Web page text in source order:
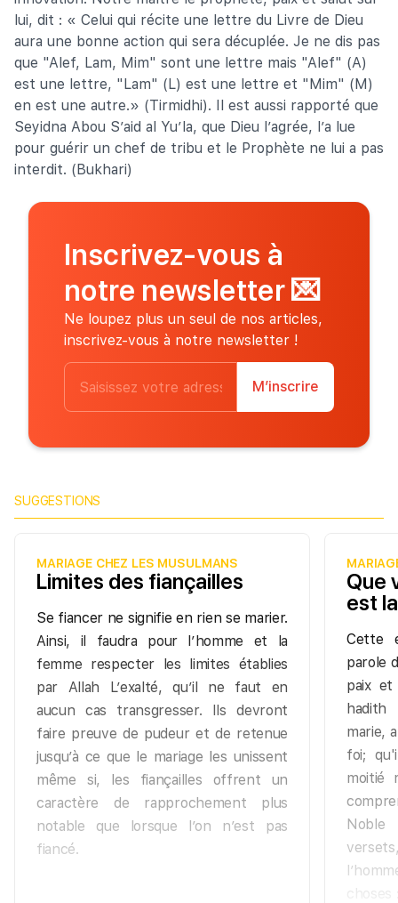
lui, dit : « Celui qui récite une lettre du Livre de Dieu
aura une bonne action qui sera décuplée. Je ne dis pas
que "Alef, Lam, Mim" sont une lettre mais "Alef" (A)
est une lettre, "Lam" (L) est une lettre et "Mim" (M)
en est une autre.» (Tirmidhi). Il est aussi rapporté que
Seyidna Abou S’aid al Yu’la, que Dieu l’agrée, l’a lue
pour guérir un chef de tribu et le Prophète ne lui a pas
interdit. (Bukhari)
Inscrivez-vous à
notre newsletter 💌
Ne loupez plus un seul de nos articles,
inscrivez-vous à notre newsletter !
M’inscrire
SUGGESTIONS
MARIAGE CHEZ LES MUSULMANS
Limites des fiançailles
Se fiancer ne signifie en rien se marier.
Ainsi, il faudra pour l’homme et la
femme respecter les limites établies
par Allah L’exalté, qu’il ne faut en
aucun cas transgresser. Ils devront
faire preuve de pudeur et de retenue
jusqu’à ce que le mariage les unissent
même si, les fiançailles offrent un
caractère de rapprochement plus
notable que lorsque l’on n’est pas
fiancé.
Que
est
Cette
parole
paix
marie,
foi;
moitié
Noble